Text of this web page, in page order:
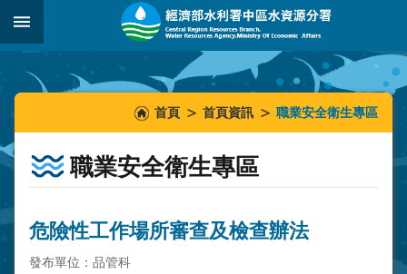
跳到主要內容區塊
::::::
首頁 首頁資訊 職業安全衛生專區
職業安全衛生專區
危險性工作場所審查及檢查辦法
發布單位：品管科